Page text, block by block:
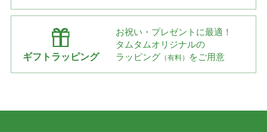
ギフトラッピング
お祝い・プレゼントに最適！
タムタムオリジナルの
ラッピング （有料） をご用意